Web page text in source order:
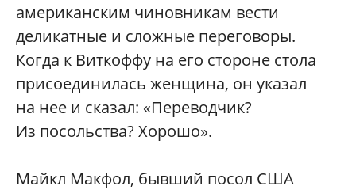
американским чиновникам вести
деликатные и сложные переговоры.
Когда к Виткоффу на его стороне стола
присоединилась женщина, он указал
на нее и сказал: «Переводчик?
Из посольства? Хорошо».
Майкл Макфол, бывший посол США